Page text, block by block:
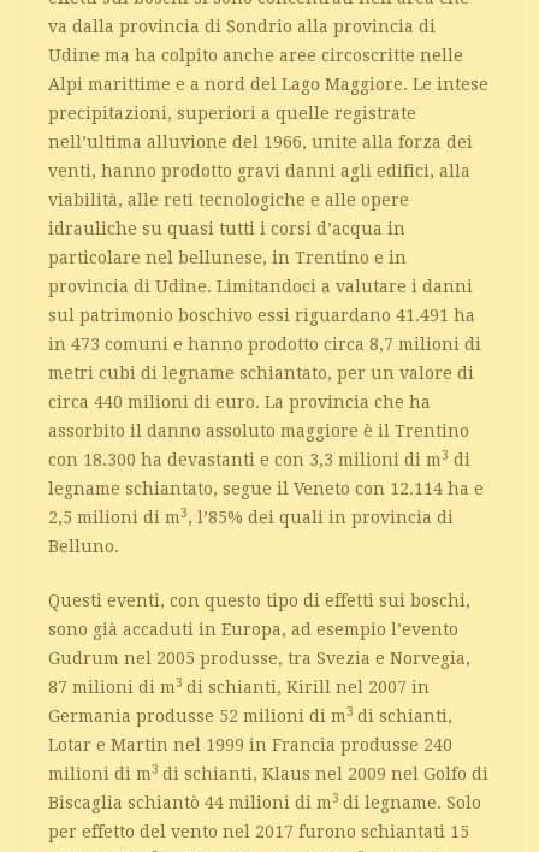
va dalla provincia di Sondrio alla provincia di
Udine ma ha colpito anche aree circoscritte nelle
Alpi marittime e a nord del Lago Maggiore. Le intese
precipitazioni, superiori a quelle registrate
nell’ultima alluvione del 1966, unite alla forza dei
venti, hanno prodotto gravi danni agli edifici, alla
viabilità, alle reti tecnologiche e alle opere
idrauliche su quasi tutti i corsi d’acqua in
particolare nel bellunese, in Trentino e in
provincia di Udine. Limitandoci a valutare i danni
sul patrimonio boschivo essi riguardano 41.491 ha
in 473 comuni e hanno prodotto circa 8,7 milioni di
metri cubi di legname schiantato, per un valore di
circa 440 milioni di euro. La provincia che ha
assorbito il danno assoluto maggiore è il Trentino
con 18.300 ha devastanti e con 3,3 milioni di m3 di
legname schiantato, segue il Veneto con 12.114 ha e
2,5 milioni di m3, l’85% dei quali in provincia di
Belluno.
Questi eventi, con questo tipo di effetti sui boschi,
sono già accaduti in Europa, ad esempio l’evento
Gudrum nel 2005 produsse, tra Svezia e Norvegia,
87 milioni di m3 di schianti, Kirill nel 2007 in
Germania produsse 52 milioni di m3 di schianti,
Lotar e Martin nel 1999 in Francia produsse 240
milioni di m3 di schianti, Klaus nel 2009 nel Golfo di
Biscaglia schiantò 44 milioni di m3 di legname. Solo
per effetto del vento nel 2017 furono schiantati 15